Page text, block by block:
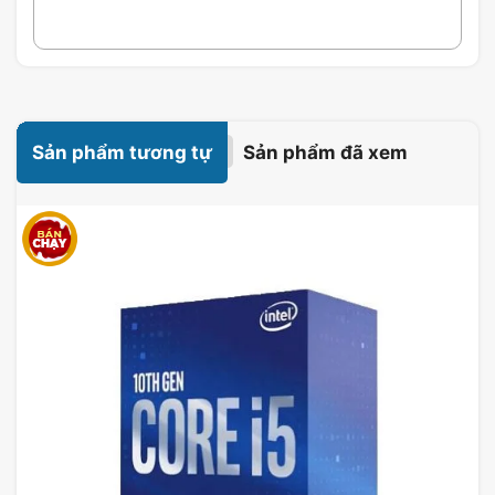
Cache 5400RPM (WD20EFPX)
Kích thước:3.5 inch
Giao tiếp:SATA III
Tốc độ quay:
Bộ nhớ đệm:
HDD cho NAS
Thời gian bảo hành:
36 tháng
Đặc Điểm Ổ cứng HDD WD Red
Plus 2TB 3.5 inch SATA III 64MB
Cache 5400RPM (WD20EFPX)
Sản phẩm tương tự Sản phẩm đã xem